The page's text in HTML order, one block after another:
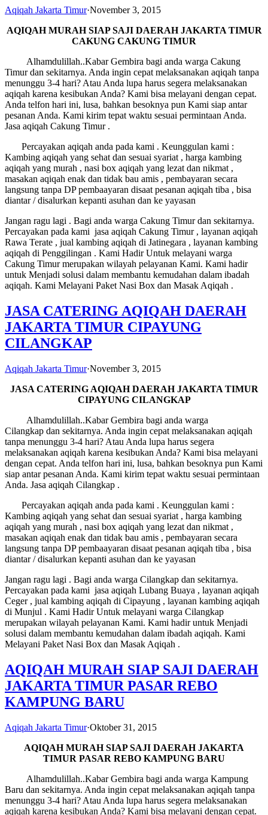
Aqiqah Jakarta Timur·November 3, 2015
AQIQAH MURAH SIAP SAJI DAERAH JAKARTA TIMUR
CAKUNG CAKUNG TIMUR
Alhamdulillah..Kabar Gembira bagi anda warga Cakung
Timur dan sekitarnya. Anda ingin cepat melaksanakan aqiqah tanpa
menunggu 3-4 hari? Atau Anda lupa harus segera melaksanakan
aqiqah karena kesibukan Anda? Kami bisa melayani dengan cepat.
Anda telfon hari ini, lusa, bahkan besoknya pun Kami siap antar
pesanan Anda. Kami kirim tepat waktu sesuai permintaan Anda.
Jasa aqiqah Cakung Timur .
Percayakan aqiqah anda pada kami . Keunggulan kami :
Kambing aqiqah yang sehat dan sesuai syariat , harga kambing
aqiqah yang murah , nasi box aqiqah yang lezat dan nikmat ,
masakan aqiqah enak dan tidak bau amis , pembayaran secara
langsung tanpa DP pembaayaran disaat pesanan aqiqah tiba , bisa
diantar / disalurkan kepanti asuhan dan ke yayasan
Jangan ragu lagi . Bagi anda warga Cakung Timur dan sekitarnya.
Percayakan pada kami jasa aqiqah Cakung Timur , layanan aqiqah
Rawa Terate , jual kambing aqiqah di Jatinegara , layanan kambing
aqiqah di Penggilingan . Kami Hadir Untuk melayani warga
Cakung Timur merupakan wilayah pelayanan Kami. Kami hadir
untuk Menjadi solusi dalam membantu kemudahan dalam ibadah
aqiqah. Kami Melayani Paket Nasi Box dan Masak Aqiqah .
JASA CATERING AQIQAH DAERAH
JAKARTA TIMUR CIPAYUNG
CILANGKAP
Aqiqah Jakarta Timur·November 3, 2015
JASA CATERING AQIQAHDAERAH JAKARTA TIMUR
CIPAYUNG CILANGKAP
Alhamdulillah..Kabar Gembira bagi anda warga
Cilangkap dan sekitarnya. Anda ingin cepat melaksanakan aqiqah
tanpa menunggu 3-4 hari? Atau Anda lupa harus segera
melaksanakan aqiqah karena kesibukan Anda? Kami bisa melayani
dengan cepat. Anda telfon hari ini, lusa, bahkan besoknya pun Kami
siap antar pesanan Anda. Kami kirim tepat waktu sesuai permintaan
Anda. Jasa aqiqah Cilangkap .
Percayakan aqiqah anda pada kami . Keunggulan kami :
Kambing aqiqah yang sehat dan sesuai syariat , harga kambing
aqiqah yang murah , nasi box aqiqah yang lezat dan nikmat ,
masakan aqiqah enak dan tidak bau amis , pembayaran secara
langsung tanpa DP pembaayaran disaat pesanan aqiqah tiba , bisa
diantar / disalurkan kepanti asuhan dan ke yayasan
Jangan ragu lagi . Bagi anda warga Cilangkap dan sekitarnya.
Percayakan pada kami jasa aqiqah Lubang Buaya , layanan aqiqah
Ceger , jual kambing aqiqah di Cipayung , layanan kambing aqiqah
di Munjul . Kami Hadir Untuk melayani warga Cilangkap
merupakan wilayah pelayanan Kami. Kami hadir untuk Menjadi
solusi dalam membantu kemudahan dalam ibadah aqiqah. Kami
Melayani Paket Nasi Box dan Masak Aqiqah .
AQIQAH MURAH SIAP SAJI DAERAH
JAKARTA TIMUR PASAR REBO
KAMPUNG BARU
Aqiqah Jakarta Timur·Oktober 31, 2015
AQIQAH MURAH SIAP SAJI DAERAH JAKARTA
TIMUR PASAR REBO KAMPUNG BARU
Alhamdulillah..Kabar Gembira bagi anda warga Kampung
Baru dan sekitarnya. Anda ingin cepat melaksanakan aqiqah tanpa
menunggu 3-4 hari? Atau Anda lupa harus segera melaksanakan
aqiqah karena kesibukan Anda? Kami bisa melayani dengan cepat.